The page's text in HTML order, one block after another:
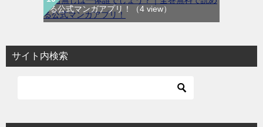
る公式マンガアプリ！
（4 view）
サイト内検索